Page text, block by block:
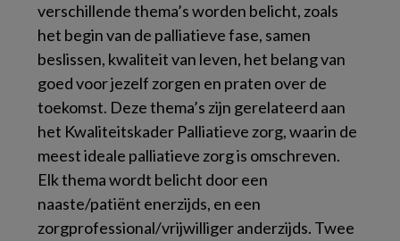
verschillende thema’s worden belicht, zoals
het begin van de palliatieve fase, samen
beslissen, kwaliteit van leven, het belang van
goed voor jezelf zorgen en praten over de
toekomst. Deze thema’s zijn gerelateerd aan
het Kwaliteitskader Palliatieve zorg, waarin de
meest ideale palliatieve zorg is omschreven.
Elk thema wordt belicht door een
naaste/patiënt enerzijds, en een
zorgprofessional/vrijwilliger anderzijds. Twee